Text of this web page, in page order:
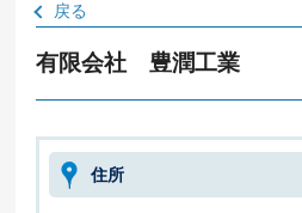
戻る
有限会社 豊潤工業
住所